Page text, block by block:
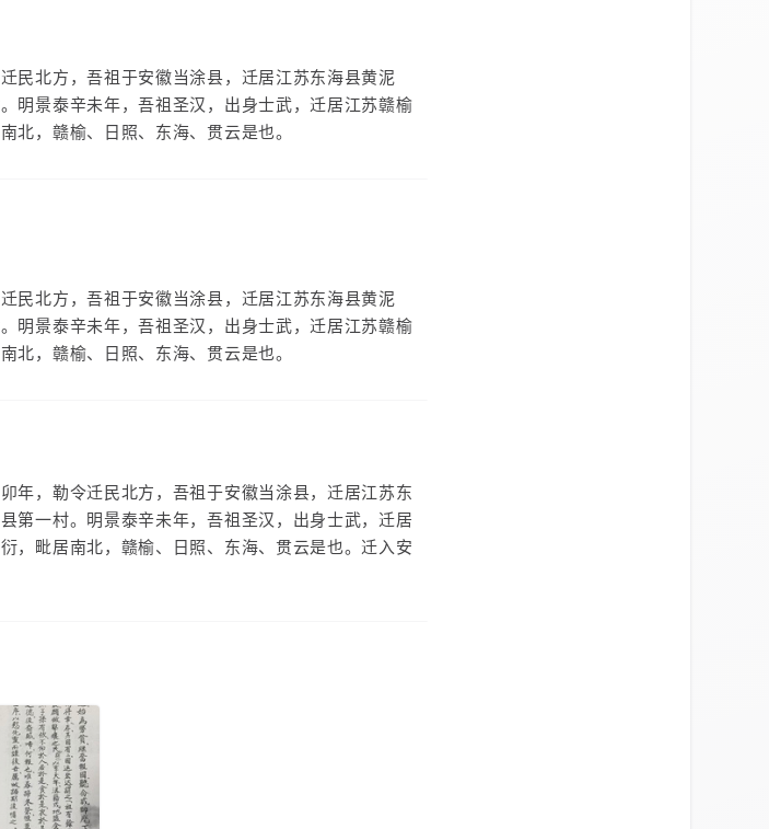
民北方，吾祖于安徽当涂县，迁居江苏东海县黄泥
明景泰辛未年，吾祖圣汉，出身士武，迁居江苏赣榆
北，赣榆、日照、东海、贯云是也。
民北方，吾祖于安徽当涂县，迁居江苏东海县黄泥
明景泰辛未年，吾祖圣汉，出身士武，迁居江苏赣榆
北，赣榆、日照、东海、贯云是也。
年，勒令迁民北方，吾祖于安徽当涂县，迁居江苏东
第一村。明景泰辛未年，吾祖圣汉，出身士武，迁居
，毗居南北，赣榆、日照、东海、贯云是也。迁入安